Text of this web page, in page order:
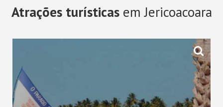
Atrações turísticasem Jericoacoara